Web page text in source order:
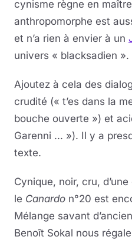
cynisme règne en
anthropomorphe est
et n’a rien à envier à un
univers « blacksadien ».
Ajoutez à cela des
crudité (« t’es dans la
bouche ouverte ») et
Garenni ... »). Il y a
texte.
Cynique, noir, cru,
le Canardo n°20 est
Mélange savant
Benoît Sokal nous